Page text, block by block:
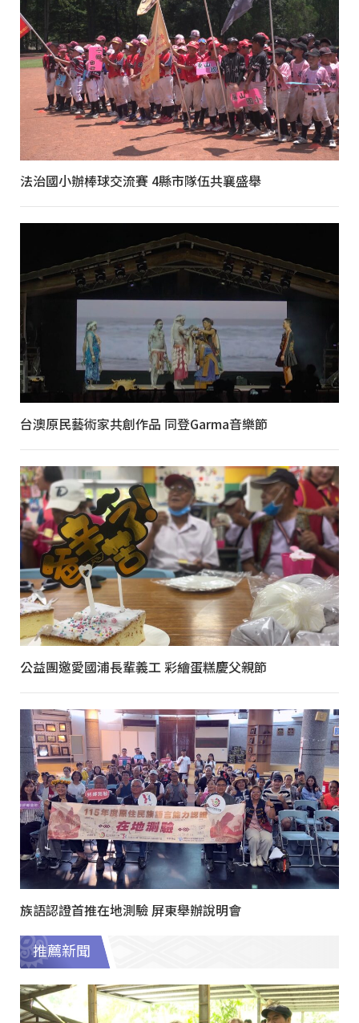
法治國小辦棒球交流賽 4縣市隊伍共襄盛舉
台澳原民藝術家共創作品 同登Garma音樂節
公益團邀愛國浦長輩義工 彩繪蛋糕慶父親節
族語認證首推在地測驗 屏東舉辦說明會
推薦新聞